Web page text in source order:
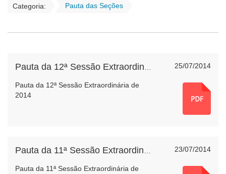
Categoria: Pauta das Seções
25/07/2014
Pauta da 12ª Sessão Extraordinária de
2014
23/07/2014
Pauta da 11ª Sessão Extraordinária de